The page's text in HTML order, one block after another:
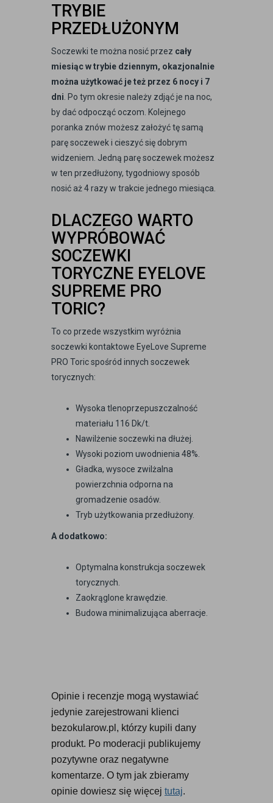
TRYBIE
PRZEDŁUŻONYM
Soczewki te można nosić przez cały
miesiąc w trybie dziennym, okazjonalnie
można użytkować je też przez 6 nocy i 7
dni . Po tym okresie należy zdjąć je na noc,
by dać odpocząć oczom. Kolejnego
poranka znów możesz założyć tę samą
parę soczewek i cieszyć się dobrym
widzeniem. Jedną parę soczewek możesz
w ten przedłużony, tygodniowy sposób
nosić aż 4 razy w trakcie jednego miesiąca.
DLACZEGO WARTO
WYPRÓBOWAĆ
SOCZEWKI
TORYCZNE EYELOVE
SUPREME PRO
TORIC?
To co przede wszystkim wyróżnia
soczewki kontaktowe EyeLove Supreme
PRO Toric spośród innych soczewek
torycznych:
Wysoka tlenoprzepuszczalność
materiału 116 Dk/t.
Nawilżenie soczewki na dłużej.
Wysoki poziom uwodnienia 48%.
Gładka, wysoce zwilżalna
powierzchnia odporna na
gromadzenie osadów.
Tryb użytkowania przedłużony.
A dodatkowo:
Optymalna konstrukcja soczewek
torycznych.
Zaokrąglone krawędzie.
Budowa minimalizująca aberracje.
Opinie i recenzje mogą wystawiać
jedynie zarejestrowani klienci
bezokularow.pl, którzy kupili dany
produkt. Po moderacji publikujemy
pozytywne oraz negatywne
komentarze. O tym jak zbieramy
opinie dowiesz się więcej tutaj.